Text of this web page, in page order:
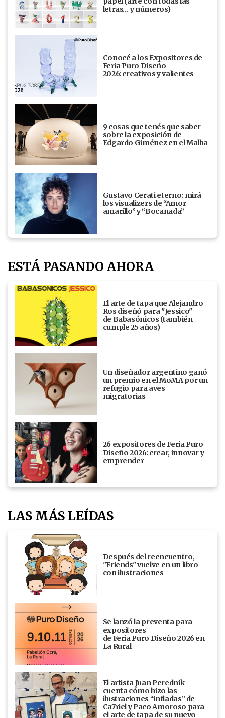
letras… y números)
Conocé a los Expositores de
Feria Puro Diseño
2026: creativos y valientes
9 cosas que tenés que saber
sobre la exposición de
Edgardo Giménez en el Malba
Gustavo Cerati eterno: mirá
los visualizers de “Amor
amarillo” y “Bocanada”
ESTÁ PASANDO AHORA
El arte de tapa que Alejandro
Ros diseñó para "Jessico"
de Babasónicos (también
cumple 25 años)
Un diseñador argentino ganó
un premio en el MoMA por un
refugio para aves
migratorias
26 expositores de Feria Puro
Diseño 2026: crear, innovar y
emprender
LAS MÁS LEÍDAS
Después del reencuentro,
"Friends" vuelve en un libro
con ilustraciones
Se lanzó la preventa para
expositores
de Feria Puro Diseño 2026 en
La Rural
El artista Juan Perednik
cuenta cómo hizo las
ilustraciones “infladas” de
Ca7riel y Paco Amoroso para
el arte de tapa de su nuevo